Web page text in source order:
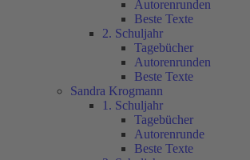
Autorenrunden
Beste Texte
2. Schuljahr
Tagebücher
Autorenrunden
Beste Texte
Sandra Krogmann
1. Schuljahr
Tagebücher
Autorenrunde
Beste Texte